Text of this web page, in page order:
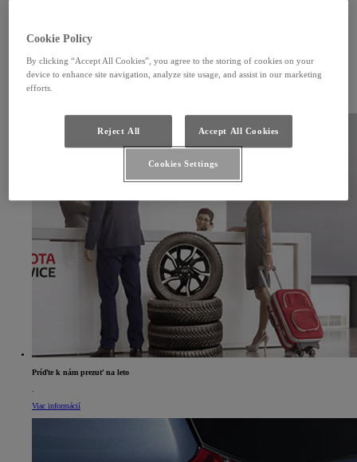
Výhodný servis pre staršie vozidlá
Venujte svojmu vozidlu Toyota staršiemu ako tri roky zaslúženú a profesionálnu starostlivosť.
Príďte k nám prezuť na leto
Viac informácií
Cookie Policy
By clicking “Accept All Cookies”, you agree to the storing of cookies on your
device to enhance site navigation, analyze site usage, and assist in our marketing
efforts.
Reject All Accept All Cookies
Cookies Settings